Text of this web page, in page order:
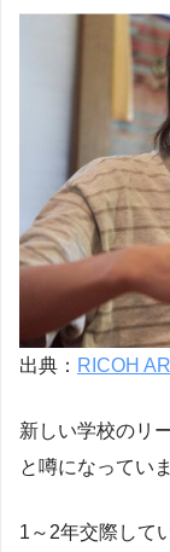
出典： RICOH
新しい学校のリ
と噂になっていま
1～2年交際して